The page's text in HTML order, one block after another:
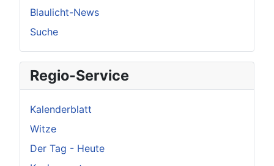
Blaulicht-News
Suche
Regio-Service
Kalenderblatt
Witze
Der Tag - Heute